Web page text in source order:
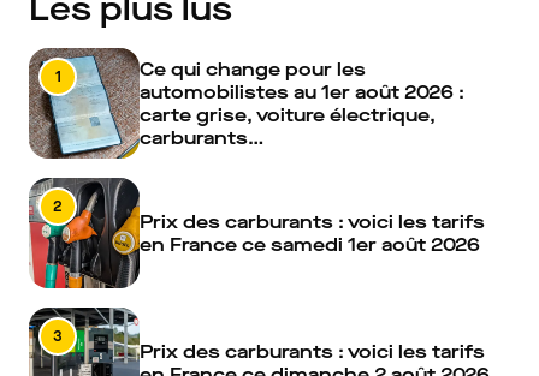
Les plus lus
1
Ce qui change pour les
automobilistes au 1er août 2026 :
carte grise, voiture électrique,
carburants…
2
Prix des carburants : voici les tarifs
en France ce samedi 1er août 2026
3
Prix des carburants : voici les tarifs